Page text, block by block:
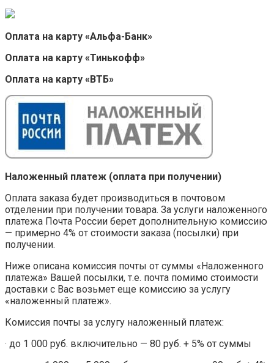
Оплата на карту «Альфа-Банк»
Оплата на карту «Тинькофф»
Оплата на карту «ВТБ»
Наложенный платеж (оплата при получении)
Оплата заказа будет производиться в почтовом
отделении при получении товара. За услуги наложенного
платежа Почта России берет дополнительную комиссию
— примерно 4% от стоимости заказа (посылки) при
получении.
Ниже описана комиссия почты от суммы «Наложенного
платежа» Вашей посылки, т.е. почта помимо стоимости
доставки с Вас возьмет еще комиссию за услугу
«наложенный платеж».
Комиссия почты за услугу наложенный платеж:
· до 1 000 руб. включительно — 80 руб. + 5% от суммы